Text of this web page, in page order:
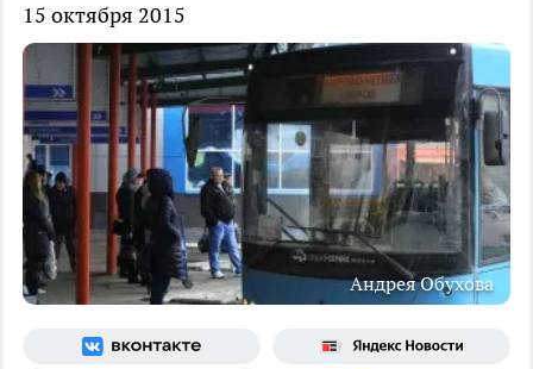
15 октября 2015
Андрея Обухова